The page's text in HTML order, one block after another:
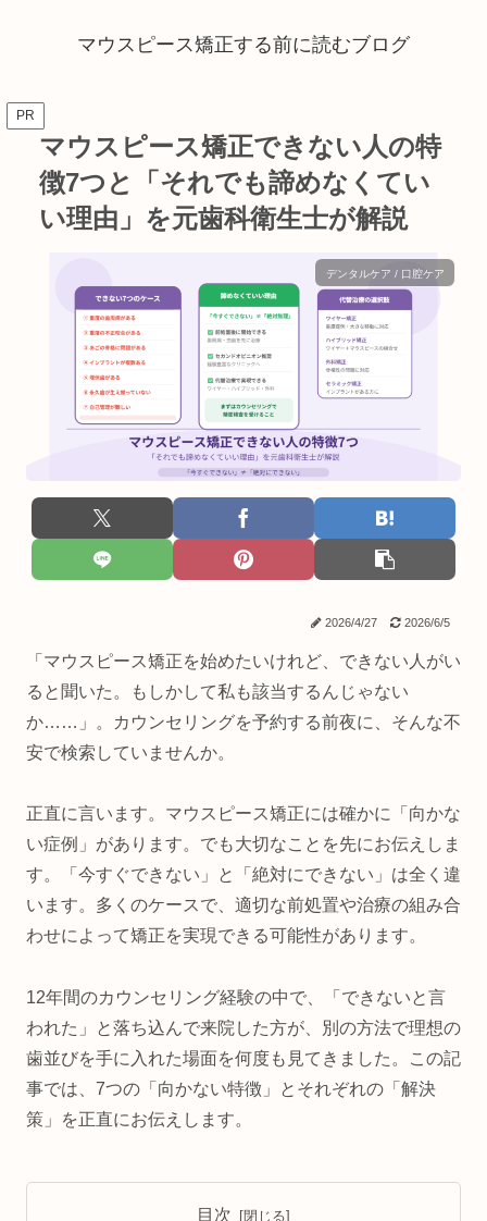
マウスピース矯正する前に読むブログ
PR
マウスピース矯正できない人の特
徴7つと「それでも諦めなくてい
い理由」を元歯科衛生士が解説
デンタルケア / 口腔ケア
2026/4/27 2026/6/5
「マウスピース矯正を始めたいけれど、できない人がい
ると聞いた。もしかして私も該当するんじゃない
か……」。カウンセリングを予約する前夜に、そんな不
安で検索していませんか。
正直に言います。マウスピース矯正には確かに「向かな
い症例」があります。でも大切なことを先にお伝えしま
す。「今すぐできない」と「絶対にできない」は全く違
います。多くのケースで、適切な前処置や治療の組み合
わせによって矯正を実現できる可能性があります。
12年間のカウンセリング経験の中で、「できないと言
われた」と落ち込んで来院した方が、別の方法で理想の
歯並びを手に入れた場面を何度も見てきました。この記
事では、7つの「向かない特徴」とそれぞれの「解決
策」を正直にお伝えします。
目次